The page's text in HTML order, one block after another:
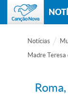
Notícias
Madre Teresa